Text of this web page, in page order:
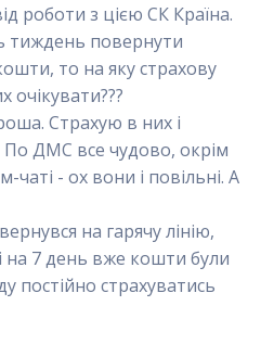
роботи з цією СК Країна.
повернути
то на яку страхову
очікувати???
Страхую в них і
По ДМС все чудово, окрім
чаті - ох вони і повільні. А
на гарячу лінію,
на 7 день вже кошти були
постійно страхуватись